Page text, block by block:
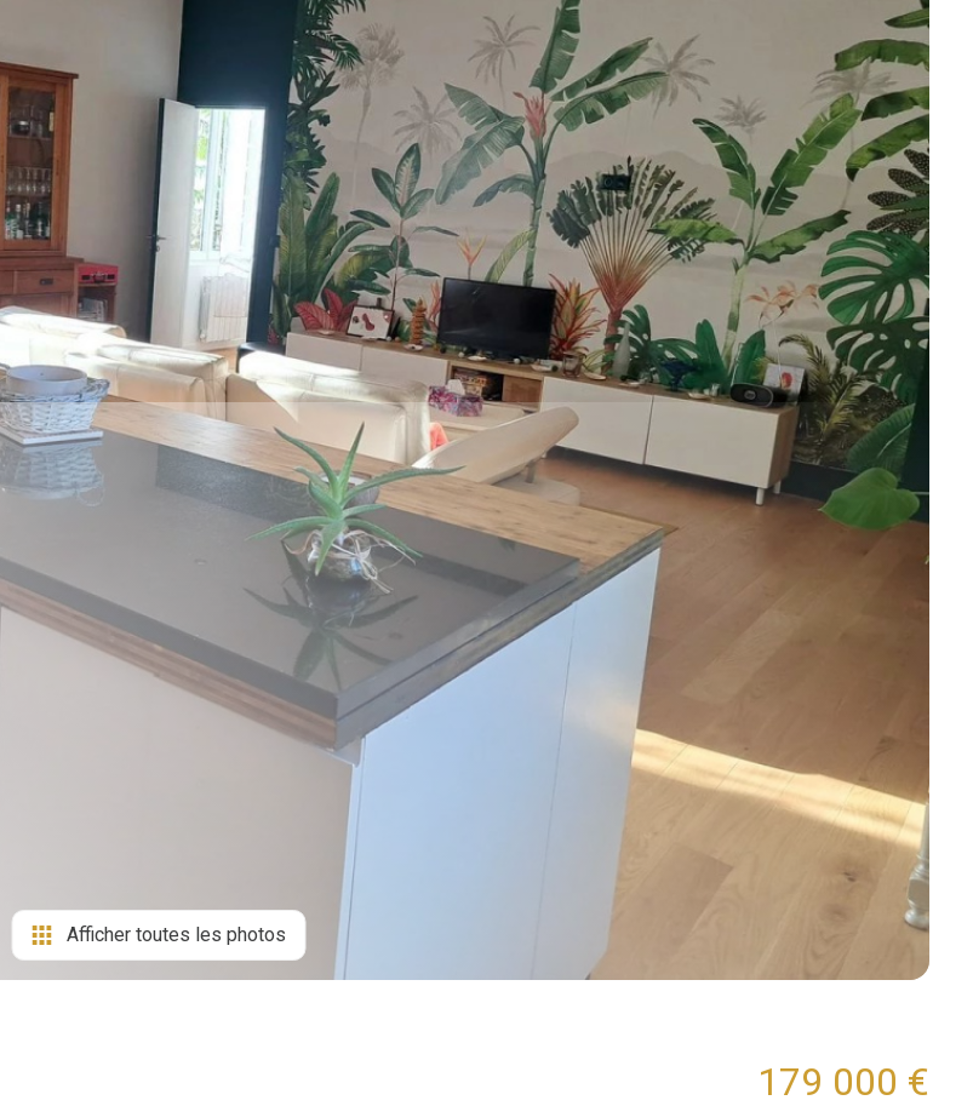
Afficher toutes les photos
179 000 €